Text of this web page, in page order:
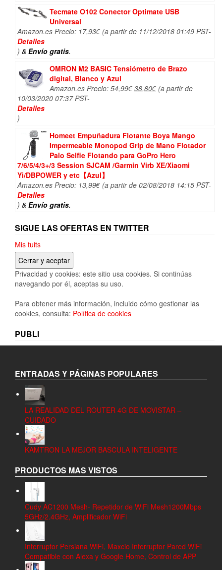
Tecmate O102 Conector Optimate USB
Universal
Amazon.es Precio: 17,93€ (a partir de 11/12/2018 01:49 PST-
Detalles
) & Envío gratis.
OMRON M2 BASIC Tensiómetro de Brazo
digital, Blanco y Azul
Amazon.es Precio: 54,99€ El
38,80€El(a partir de
10/03/2020 07:37 PST-
Detalles
)
Homeet Empuñadura Flotante Boya Mango
Impermeable Monopod Grip de Mano Flotador
Palo Selfie Flotando para GoPro Hero
7/6/5/4/3+/3 Session SJCAM /Garmin Virb XE/Xiaomi
Yi/DBPOWER y etc【Azul】
Amazon.es Precio: 13,99€ (a partir de 02/08/2018 14:15 PST-
Detalles
) & Envío gratis.
SIGUE LAS OFERTAS EN TWITTER
Mis tuits
Privacidad y cookies: este sitio usa cookies. Si continúas
navegando por él, aceptas su uso.
Para obtener más información, incluido cómo gestionar las
cookies, consulta: Política de cookies
PUBLI
ENTRADAS Y PÁGINAS POPULARES
LA REALIDAD DEL ROUTER 4G DE MOVISTAR –
CUIDADO
KAMTRON LA MEJOR BASCULA INTELIGENTE
PRODUCTOS MAS VISTOS
Cudy AC1200 Mesh- Repetidor de WiFi Mesh1200Mbps
5GHz/2.4GHz, Amplificador WiFi
Interruptor Persiana WiFi, Maxcio Interruptor Pared WiFi
Compatible con Alexa y Google Home, Control de APP